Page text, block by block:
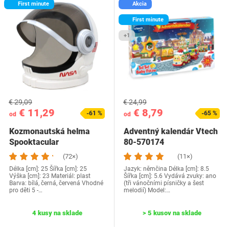
First minute
od € 11,29
€ 29,09
-61 %
Kozmonautská helma
Spooktacular
(72×)
Délka [cm]: 25 Šířka [cm]: 25
Výška [cm]: 23 Materiál: plast
Barva: bílá, černá, červená Vhodné
pro děti 5 -…
4 kusy na sklade
Akcia
First minute
+1
od € 8,79
€ 24,99
-65 %
Adventný kalendár Vtech
80-570174
(11×)
Jazyk: němčina Délka [cm]: 8.5
Šířka [cm]: 5.6 Vydává zvuky: ano
(tři vánočními písničky a šest
melodií) Model:…
> 5 kusov na sklade